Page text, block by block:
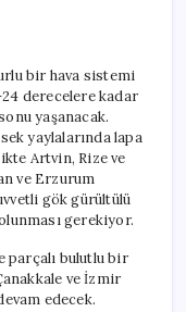
bir hava sistemi
24 derecelere kadar
yaşanacak.
yaylalarında lapa
Artvin, Rize ve
ve Erzurum
gök gürültülü
gerekiyor.
parçalı bulutlu bir
ve İzmir
edecek.